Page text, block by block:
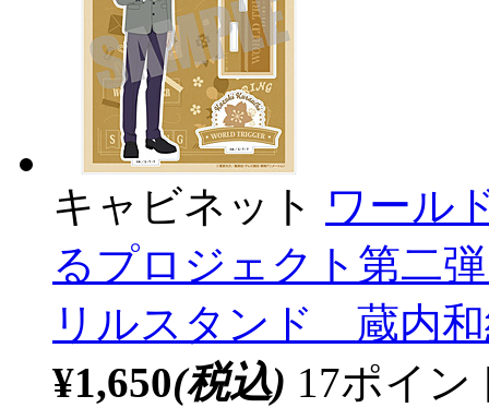
キャビネット ワール
るプロジェクト第二
リルスタンド 蔵内
¥1,650(税込) 17ポイ